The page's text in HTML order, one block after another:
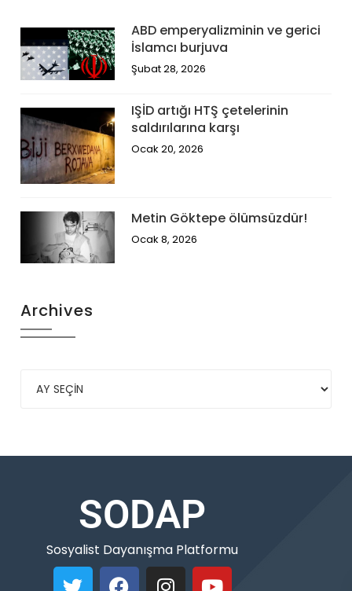
ABD emperyalizminin ve gerici
İslamcı burjuva
Şubat 28, 2026
IŞİD artığı HTŞ çetelerinin
saldırılarına karşı
Ocak 20, 2026
Metin Göktepe ölümsüzdür!
Ocak 8, 2026
Archives
SODAP
Sosyalist Dayanışma Platformu